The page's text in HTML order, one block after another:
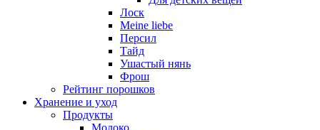
Лоск
Meine liebe
Персил
Тайд
Ушастый нянь
Фрош
Рейтинг порошков
Хранение и уход
Продукты
Молоко